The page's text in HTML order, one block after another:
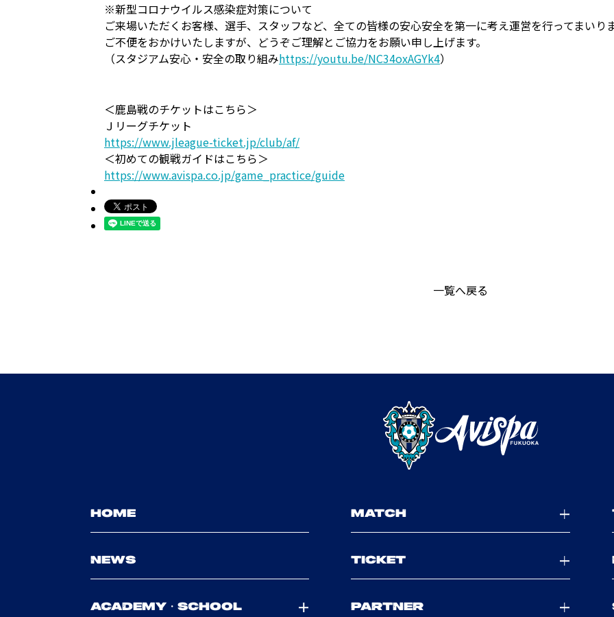
※新型コロナウイルス感染症対策について
ご来場いただくお客様、選手、スタッフなど、全ての皆様の安心安全を第一に考え運営を行ってまいり
ご不便をおかけいたしますが、どうぞご理解とご協力をお願い申し上げます。
（スタジアム安心・安全の取り組みhttps://youtu.be/NC34oxAGYk4）
＜鹿島戦のチケットはこちら＞
Ｊリーグチケット
https://www.jleague-ticket.jp/club/af/
＜初めての観戦ガイドはこちら＞
https://www.avispa.co.jp/game_practice/guide
一覧へ戻る
HOME MATCH
NEWS TICKET
ACADEMY・SCHOOL PARTNER